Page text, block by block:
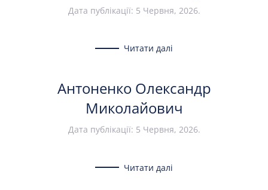
Дата публікації: 5 Червня, 2026.
Читати далі
Антоненко Олександр
Миколайович
Дата публікації: 5 Червня, 2026.
Читати далі